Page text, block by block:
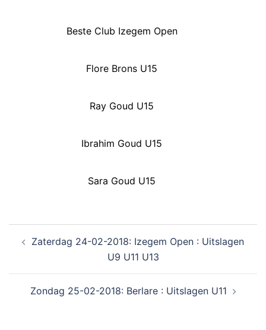
Beste Club Izegem Open
Flore Brons U15
Ray Goud U15
Ibrahim Goud U15
Sara Goud U15
Zaterdag 24-02-2018: Izegem Open : Uitslagen
U9 U11 U13
Zondag 25-02-2018: Berlare : Uitslagen U11